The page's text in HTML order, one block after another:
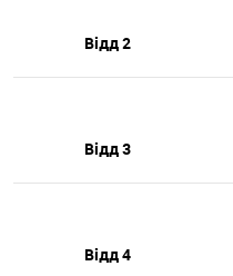
Відд 2
Відд 3
Відд 4